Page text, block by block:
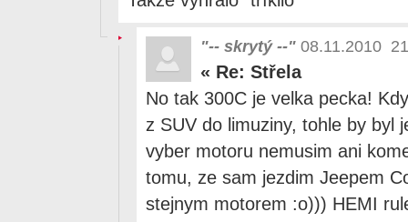
"-- skrytý --" 08.11.2010
« Re: Střela
No tak 300C je velka pecka!
z SUV do limuziny, tohle by byl
vyber motoru nemusim ani
tomu, ze sam jezdim Jeepem
stejnym motorem :o))) HEMI